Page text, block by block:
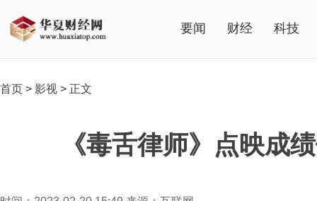
要闻 财经 科技
首页 > 影视 > 正文
《毒舌律师》点映成